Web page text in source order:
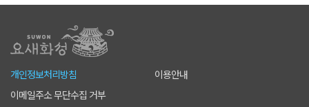
(得中亭御射圖)」·「낙남헌양로연도(洛南軒養老宴圖)」
·「신풍루사미도(新豊樓賜米圖)」 등의 그림이 사실적인
개인정보처리방침
이용안내
이메일주소 무단수집 거부